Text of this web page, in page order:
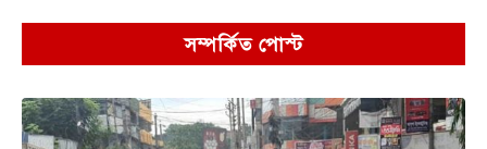
সম্পর্কিত পোস্ট